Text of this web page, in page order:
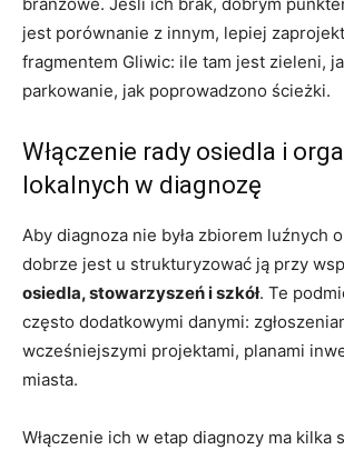
jest porównanie z innym, lepiej
fragmentem Gliwic: ile tam jest zieleni,
parkowanie, jak poprowadzono ścieżki.
Włączenie rady osiedla i
lokalnych w diagnozę
Aby diagnoza nie była zbiorem luźnych
dobrze jest u strukturyzować ją przy
osiedla, stowarzyszeń i szkół. Te
często dodatkowymi danymi:
wcześniejszymi projektami, planami
miasta.
Włączenie ich w etap diagnozy ma kilka